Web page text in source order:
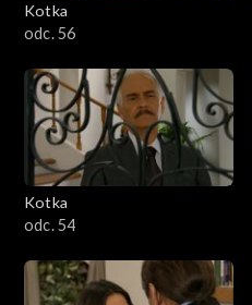
Kotka
odc. 56
Kotka
odc. 54